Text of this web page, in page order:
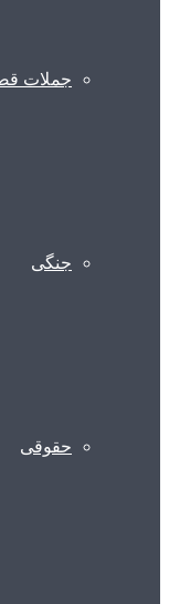
جملات
جنگی
حقوقی